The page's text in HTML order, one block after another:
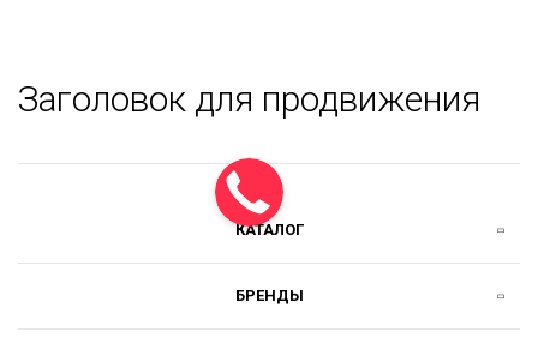
Заголовок для продвижения
КАТАЛОГ
БРЕНДЫ